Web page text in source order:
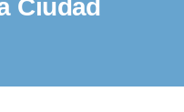
Ciudad